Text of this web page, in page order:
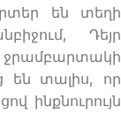
են տեղի
Դեյր
են տալիս, որ
ինքնուրույն